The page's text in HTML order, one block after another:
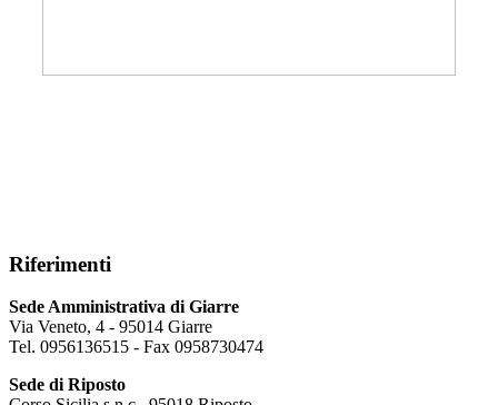
Riferimenti
Sede Amministrativa di Giarre
Via Veneto, 4 - 95014 Giarre
Tel. 0956136515 - Fax 0958730474
Sede di Riposto